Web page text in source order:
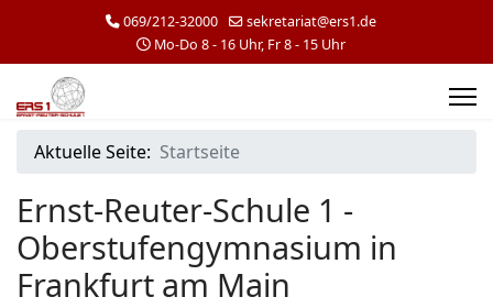
069/212-32000
sekretariat@ers1.de
Mo-Do 8 - 16 Uhr, Fr 8 - 15 Uhr
Aktuelle Seite: Startseite
Ernst-Reuter-Schule 1 -
Oberstufengymnasium in
Frankfurt am Main